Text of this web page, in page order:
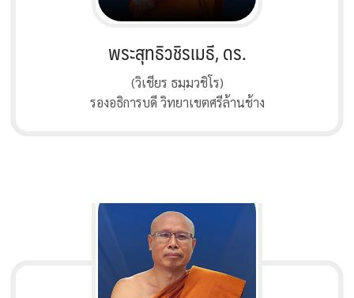
พระสุทธิวชิรเมธี, ดร.
(วิเชียร ธมฺมวชิโร)
รองอธิการบดี วิทยาเขตศรีล้านช้าง